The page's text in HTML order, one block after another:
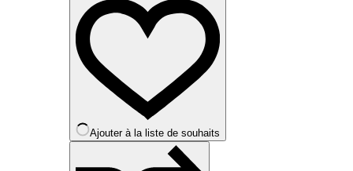
plusieurs
variations.
options
peuvent
être
choisies
sur
page
du
produit
Ajouter à la liste de souhaits